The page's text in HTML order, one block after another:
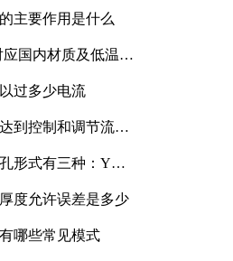
主要作用是什么
应国内材质及低温冲
过多少电流
到控制和调节流量
形式有三种：Y
度允许误差是多少
哪些常见模式